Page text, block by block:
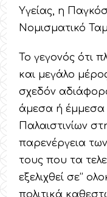
Υγείας, η
Νομισματικό
Το γεγονός ότι
και μεγάλο
σχεδόν
άμεσα ή έμμεσα
Παλαιστινίων
παρενέργεια των
τους που τα
εξελιχθεί σε’’
πολιτικά